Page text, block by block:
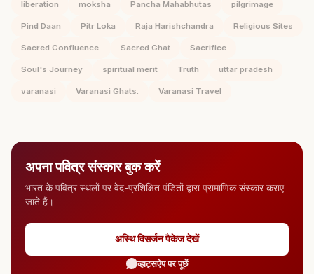
liberation moksha Pancha Mahabhutas pilgrimage
Pind Daan Pitr Loka Raja Harishchandra Religious Sites
Sacred Confluence. Sacred Ghat Sacrifice
Soul's Journey spiritual merit Truth uttar pradesh
varanasi Varanasi Ghats. Varanasi Travel
अपना पवित्र संस्कार बुक करें
भारत के पवित्र स्थलों पर वेद-प्रशिक्षित पंडितों द्वारा प्रामाणिक संस्कार कराए
जाते हैं।
अस्थि विसर्जन पैकेज देखें
व्हाट्सऐप पर पूछें